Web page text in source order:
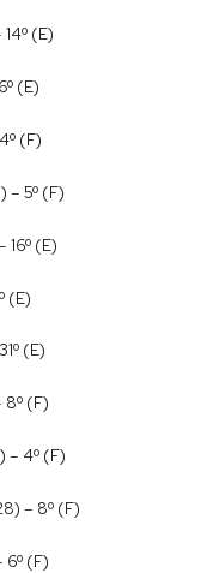
(E)
(E)
(F)
– 5º (F)
16º (E)
(E)
(E)
8º (F)
– 4º (F)
– 8º (F)
6º (F)